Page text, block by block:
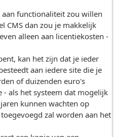
functionaliteit zou willen
CMS dan zou je makkelijk
alleen aan licentiekosten -
kan het zijn dat je ieder
aan iedere site die je
of duizenden euro's
- als het systeem dat mogelijk
kunnen wachten op
zal worden aan het